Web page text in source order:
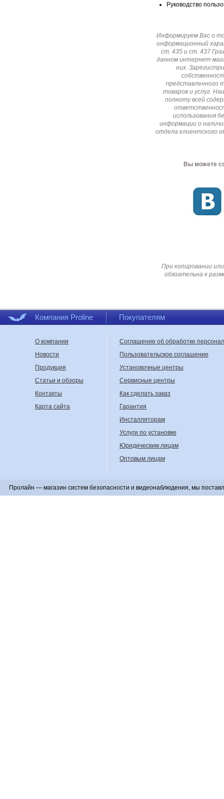
Руководство
Информируем Вас о
информационный
ст. 435 и ст. 437
данном интернет-
них.
представленного
товаров и услуг.
полноту всей
использования
информации о
отдела клиентского
Вы можете
При копировании
обязательна к
Компания Proline Покупателям
О компании
Новости
Продукция
Статьи и обзоры
Контакты
Карта сайта
Соглашение об обработке
Пользовательское соглашение
Установочные центры
Сервисные центры
Как сделать заказ
Гарантия
Инсталляторам
Услуги по установке
Юридическим лицам
Оптовым лицам
Пролайн — магазин систем безопасности и видеонаблюдения, мы